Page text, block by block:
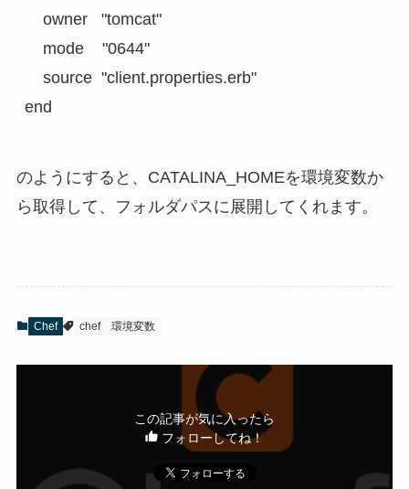
    owner   "tomcat"
    mode    "0644"
    source  "client.properties.erb"
end
のようにすると、CATALINA_HOMEを環境変数か
ら取得して、フォルダパスに展開してくれます。
Chef chef 環境変数
この記事が気に入ったら
フォローしてね！